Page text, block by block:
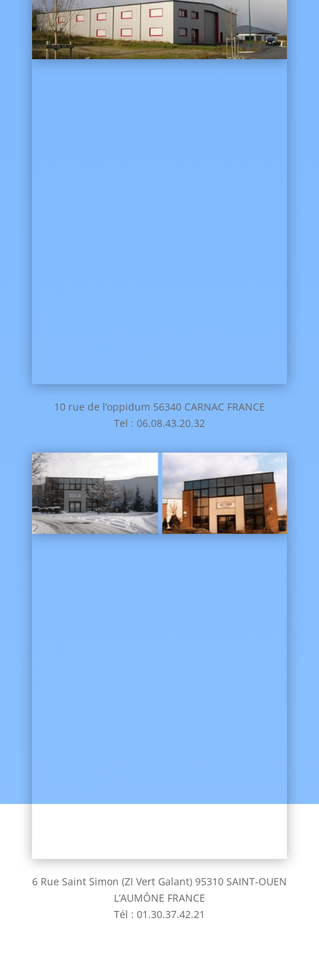
10 rue de l’oppidum 56340 CARNAC FRANCE
Tel : 06.08.43.20.32
6 Rue Saint Simon (ZI Vert Galant) 95310 SAINT-OUEN
L’AUMÔNE FRANCE
Tél : 01.30.37.42.21